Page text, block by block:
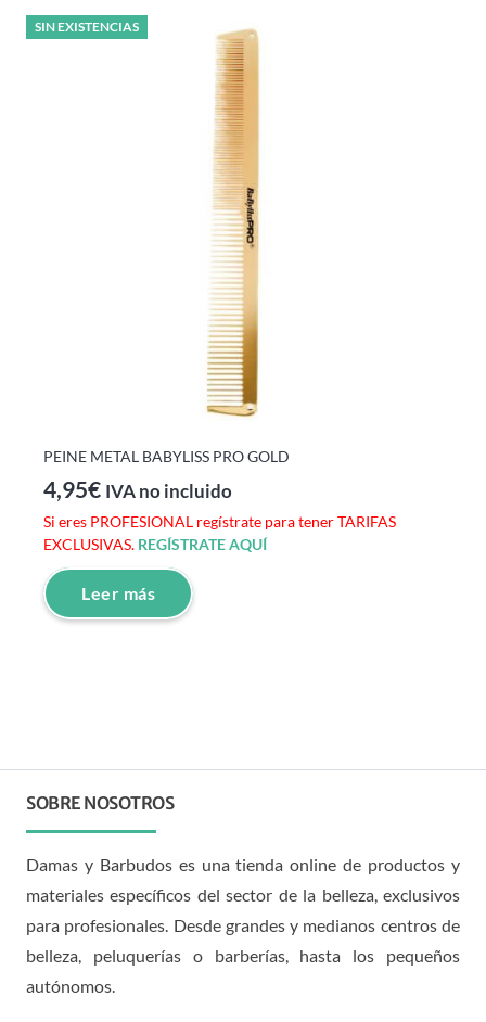
SIN EXISTENCIAS
PEINE METAL BABYLISS PRO GOLD
4,95€ IVA no incluido
Si eres PROFESIONAL regístrate para tener TARIFAS
EXCLUSIVAS. REGÍSTRATE AQUÍ
Leer más
SOBRE NOSOTROS
Damas y Barbudos es una tienda online de productos y
materiales específicos del sector de la belleza, exclusivos
para profesionales. Desde grandes y medianos centros de
belleza, peluquerías o barberías, hasta los pequeños
autónomos.